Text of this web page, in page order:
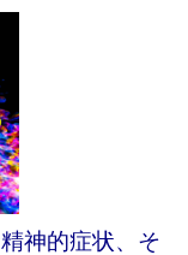
神的症状、そ